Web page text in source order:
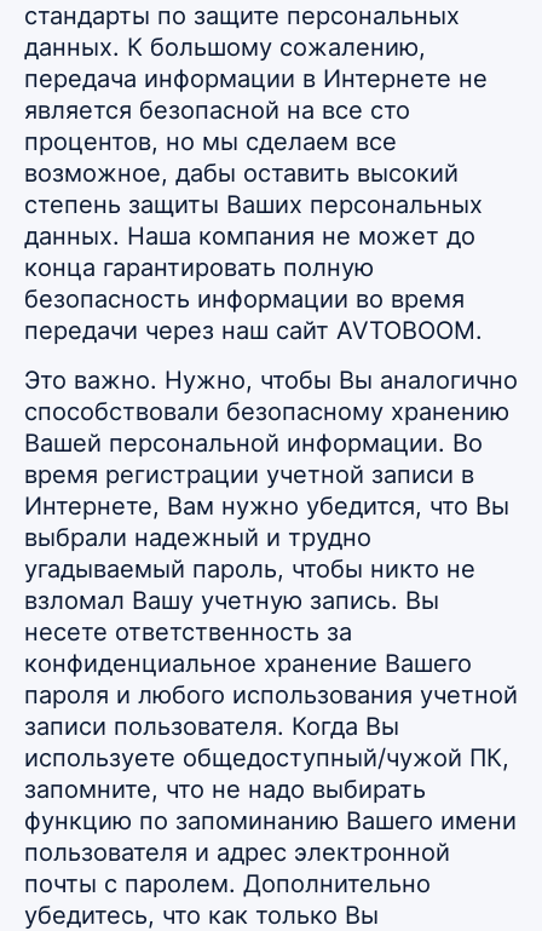
стандарты по защите персональных
данных. К большому сожалению,
передача информации в Интернете не
является безопасной на все сто
процентов, но мы сделаем все
возможное, дабы оставить высокий
степень защиты Ваших персональных
данных. Наша компания не может до
конца гарантировать полную
безопасность информации во время
передачи через наш сайт AVTOBOOM.
Это важно. Нужно, чтобы Вы аналогично
способствовали безопасному хранению
Вашей персональной информации. Во
время регистрации учетной записи в
Интернете, Вам нужно убедится, что Вы
выбрали надежный и трудно
угадываемый пароль, чтобы никто не
взломал Вашу учетную запись. Вы
несете ответственность за
конфиденциальное хранение Вашего
пароля и любого использования учетной
записи пользователя. Когда Вы
используете общедоступный/чужой ПК,
запомните, что не надо выбирать
функцию по запоминанию Вашего имени
пользователя и адрес электронной
почты с паролем. Дополнительно
убедитесь, что как только Вы